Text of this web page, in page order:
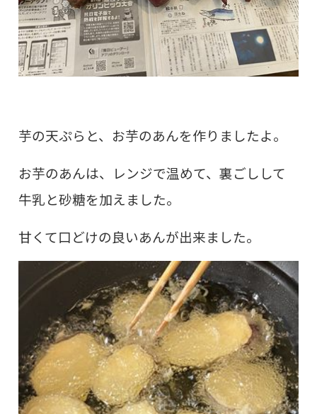
芋の天ぷらと、お芋のあんを作りましたよ。
お芋のあんは、レンジで温めて、裏ごしして
牛乳と砂糖を加えました。
甘くて口どけの良いあんが出来ました。